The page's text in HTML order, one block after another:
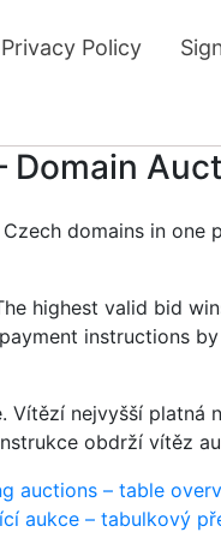
Privacy Policy
Domain
domains in one
highest valid bid
instructions
nejvyšší
obdrží vítěz
auctions – table
aukce – tabulkový